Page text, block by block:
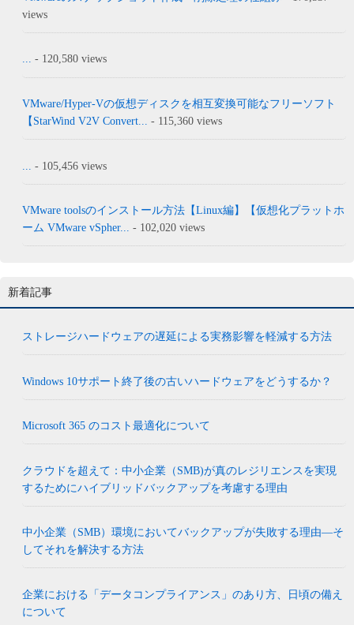
views
... - 120,580 views
VMware/Hyper-Vの仮想ディスクを相互変換可能なフリーソフト
【StarWind V2V Convert...
- 115,360 views
- 105,456 views
VMware toolsのインストール方法【Linux編】【仮想化プラットホ
ーム VMware vSpher... - 102,020 views
新着記事
ストレージハードウェアの遅延による実務影響を軽減する方法
Windows 10サポート終了後の古いハードウェアをどうするか？
Microsoft 365 のコスト最適化について
クラウドを超えて：中小企業（SMB)が真のレジリエンスを実現
するためにハイブリッドバックアップを考慮する理由
中小企業（SMB）環境においてバックアップが失敗する理由―そ
してそれを解決する方法
企業における「データコンプライアンス」のあり方、日頃の備え
について